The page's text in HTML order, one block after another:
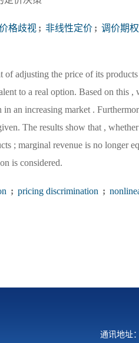
格歧视 ; 非线性定价 ; 调价期权
of adjusting the price of its
to a real option. Based on this
in an increasing market .
The results show that ,
; marginal revenue is no longer
is considered.
; pricing discrimination ;
通讯地址